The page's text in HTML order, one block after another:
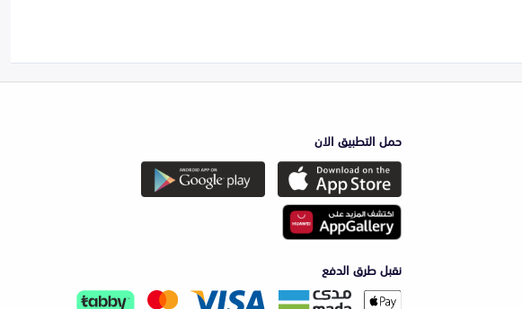
حمل التطبيق الان
نقبل طرق الدفع